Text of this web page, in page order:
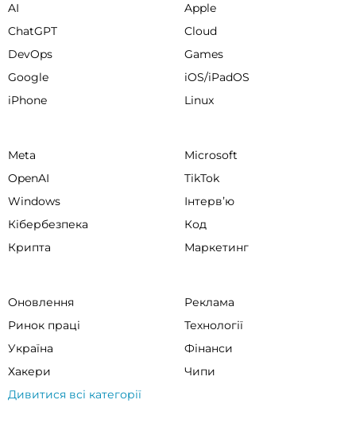
AI
Apple
ChatGPT
Cloud
DevOps
Games
Google
iOS/iPadOS
iPhone
Linux
Meta
Microsoft
OpenAI
TikTok
Windows
Інтервʼю
Кібербезпека
Код
Крипта
Маркетинг
Оновлення
Реклама
Ринок праці
Технології
Україна
Фінанси
Хакери
Чипи
Дивитися всі категорії